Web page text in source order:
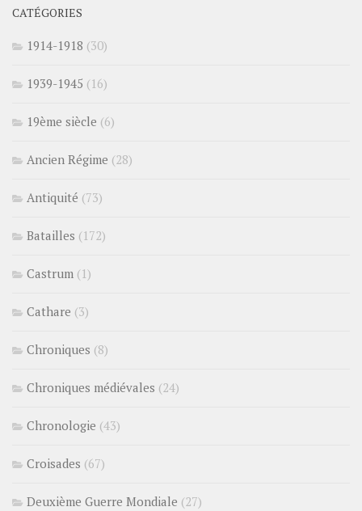
CATÉGORIES
1914-1918 (30)
1939-1945 (16)
19ème siècle (6)
Ancien Régime (28)
Antiquité (73)
Batailles (172)
Castrum (1)
Cathare (3)
Chroniques (8)
Chroniques médiévales (24)
Chronologie (43)
Croisades (67)
Deuxième Guerre Mondiale (27)